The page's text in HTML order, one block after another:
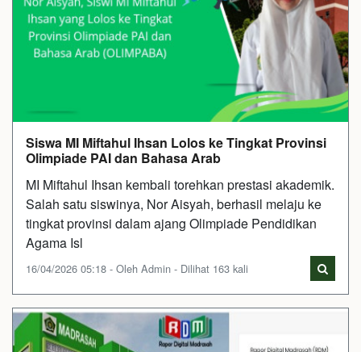
Siswa MI Miftahul Ihsan Lolos ke Tingkat Provinsi
Olimpiade PAI dan Bahasa Arab
MI Miftahul Ihsan kembali torehkan prestasi akademik.
Salah satu siswinya, Nor Aisyah, berhasil melaju ke
tingkat provinsi dalam ajang Olimpiade Pendidikan
Agama Isl
16/04/2026 05:18 - Oleh Admin - Dilihat 163 kali